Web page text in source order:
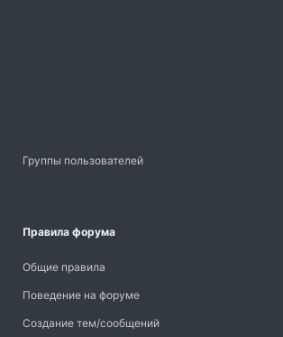
Группы пользователей
Правила форума
Общие правила
Поведение на форуме
Создание тем/сообщений